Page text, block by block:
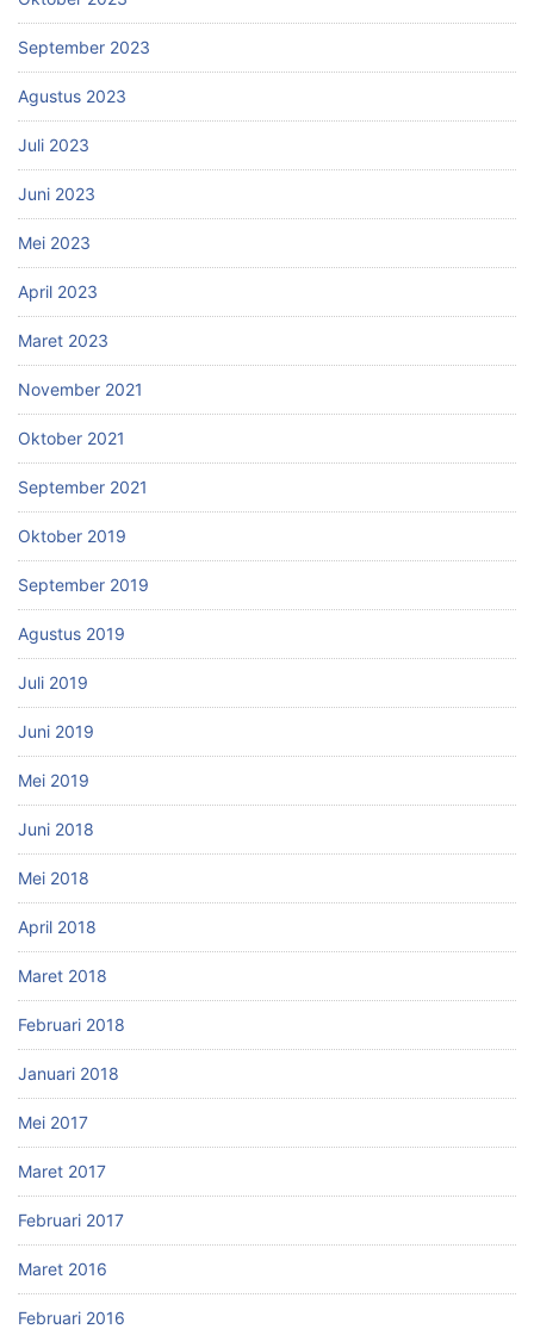
September 2023
Agustus 2023
Juli 2023
Juni 2023
Mei 2023
April 2023
Maret 2023
November 2021
Oktober 2021
September 2021
Oktober 2019
September 2019
Agustus 2019
Juli 2019
Juni 2019
Mei 2019
Juni 2018
Mei 2018
April 2018
Maret 2018
Februari 2018
Januari 2018
Mei 2017
Maret 2017
Februari 2017
Maret 2016
Februari 2016